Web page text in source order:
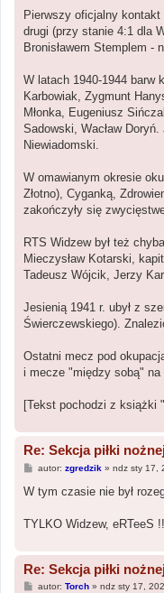
Pierwszy oficjalny
drugi (przy stanie 4:1 dla
Bronisławem Stemplem -
W latach 1940-1944 barw
Karbowiak, Zygmunt
Młonka, Eugeniusz
Sadowski, Wacław
Niewiadomski.
W omawianym okresie
Złotno), Cyganką,
zakończyły się
RTS Widzew był też
Mieczysław Kotarski,
Tadeusz Wójcik, Jerzy
Jesienią 1941 r. ubył z
Świerczewskiego).
Ostatni mecz pod
i mecze "między sobą" na
[Tekst pochodzi z książki
Re: Sekcja piłki
P
s
autor: zgredzik» ndz sty 17,
W tym czasie nie był
TYLKO Widzew, eRTeeS
Re: Sekcja piłki
Pautor: Torch» ndz sty 17,